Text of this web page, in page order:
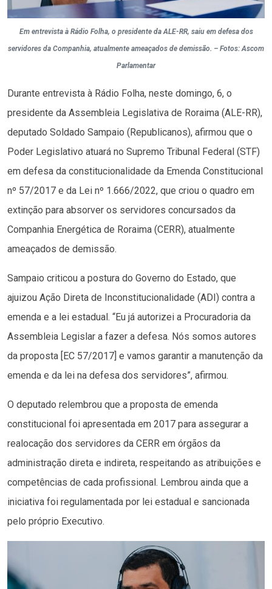
Em entrevista à Rádio Folha, o presidente da ALE-RR, saiu em defesa dos
servidores da Companhia, atualmente ameaçados de demissão. – Fotos: Ascom
Parlamentar
Durante entrevista à Rádio Folha, neste domingo, 6, o
presidente da Assembleia Legislativa de Roraima (ALE-RR),
deputado Soldado Sampaio (Republicanos), afirmou que o
Poder Legislativo atuará no Supremo Tribunal Federal (STF)
em defesa da constitucionalidade da Emenda Constitucional
nº 57/2017 e da Lei nº 1.666/2022, que criou o quadro em
extinção para absorver os servidores concursados da
Companhia Energética de Roraima (CERR), atualmente
ameaçados de demissão.
Sampaio criticou a postura do Governo do Estado, que
ajuizou Ação Direta de Inconstitucionalidade (ADI) contra a
emenda e a lei estadual. “Eu já autorizei a Procuradoria da
Assembleia Legislar a fazer a defesa. Nós somos autores
da proposta [EC 57/2017] e vamos garantir a manutenção da
emenda e da lei na defesa dos servidores”, afirmou.
O deputado relembrou que a proposta de emenda
constitucional foi apresentada em 2017 para assegurar a
realocação dos servidores da CERR em órgãos da
administração direta e indireta, respeitando as atribuições e
competências de cada profissional. Lembrou ainda que a
iniciativa foi regulamentada por lei estadual e sancionada
pelo próprio Executivo.